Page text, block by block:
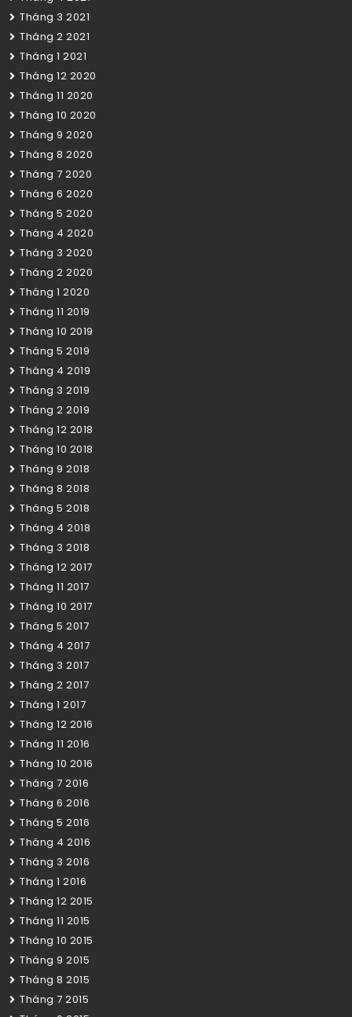
Tháng 3 2021
Tháng 2 2021
Tháng 1 2021
Tháng 12 2020
Tháng 11 2020
Tháng 10 2020
Tháng 9 2020
Tháng 8 2020
Tháng 7 2020
Tháng 6 2020
Tháng 5 2020
Tháng 4 2020
Tháng 3 2020
Tháng 2 2020
Tháng 1 2020
Tháng 11 2019
Tháng 10 2019
Tháng 5 2019
Tháng 4 2019
Tháng 3 2019
Tháng 2 2019
Tháng 12 2018
Tháng 10 2018
Tháng 9 2018
Tháng 8 2018
Tháng 5 2018
Tháng 4 2018
Tháng 3 2018
Tháng 12 2017
Tháng 11 2017
Tháng 10 2017
Tháng 5 2017
Tháng 4 2017
Tháng 3 2017
Tháng 2 2017
Tháng 1 2017
Tháng 12 2016
Tháng 11 2016
Tháng 10 2016
Tháng 7 2016
Tháng 6 2016
Tháng 5 2016
Tháng 4 2016
Tháng 3 2016
Tháng 1 2016
Tháng 12 2015
Tháng 11 2015
Tháng 10 2015
Tháng 9 2015
Tháng 8 2015
Tháng 7 2015